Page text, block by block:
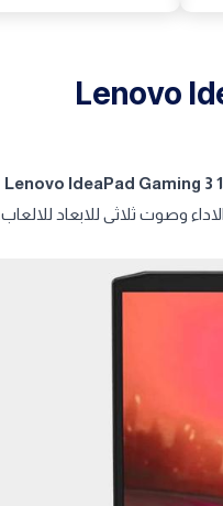
Lenovo
Lenovo IdeaPad Gaming 3
وصوت ثلاثى للابعاد للالعاب.